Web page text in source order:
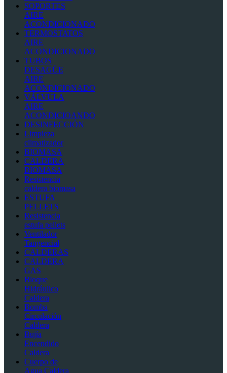
SOPORTES
AIRE
ACONDICIONADO
TERMOSTATOS
AIRE
ACONDICIONADO
TUBOS
DESAGÜE
AIRE
ACONDICIONADO
VÁLVULA
AIRE
ACONDICIOANDO
DESINFECCIÓN
Limpieza
climatizador
BIOMASA
CALDERA
BIOMASA
Resistencia
caldera biomasa
ESTUFA
PELLETS
Resistencia
estufa pellets
Ventilador
Tangencial
CALDERAS
CALDERA
GAS
Bloque
Hidráulico
Caldera
Bomba
Circulación
Caldera
Bujía
Encendido
Caldera
Cuerpo de
Agua Caldera